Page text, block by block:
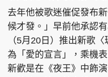
去年他被歌迷催促發布
候才發。」早前他承認
（5月20日）推出新歌
為「愛的宣言」，乘機
新歡是在《夜王》中飾